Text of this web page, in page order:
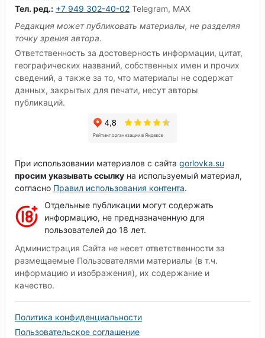
Тел. ред.: +7 949 302-40-02 Telegram, MAX
Редакция может публиковать материалы, не разделяя
точку зрения автора.
Ответственность за достоверность информации, цитат,
географических названий, собственных имен и прочих
сведений, а также за то, что материалы не содержат
данных, закрытых для печати, несут авторы
публикаций.
При использовании материалов с сайта gorlovka.su
просим указывать ссылку на используемый материал,
согласно Правил использования контента.
Отдельные публикации могут содержать
информацию, не предназначенную для
пользователей до 18 лет.
Администрация Сайта не несет ответственности за
размещаемые Пользователями материалы (в т.ч.
информацию и изображения), их содержание и
качество.
Политика конфиденциальности
Пользовательское соглашение